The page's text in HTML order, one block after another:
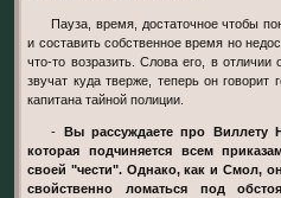
Пауза, время, достаточное чтобы понять сказанные Хантером слова
и составить собственное время но
что-то возразить. Слова его, в
звучат куда тверже, теперь он
капитана тайной полиции.
Вы рассуждаете про
которая подчиняется всем
своей "чести". Однако, как и Смол,
свойственно ломаться под